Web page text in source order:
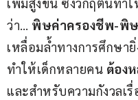
เพิ่มสูงขึ้น ซึ่งวิกฤตินี้ทำ
ว่า… พิษค่าครองชีพ-พิษ
เหลื่อมล้ำทางการศึกษา
ทำให้เด็กหลายคน ต้อง
และสำหรับความกังวลเ